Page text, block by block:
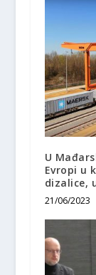
U
Evropi u
dizalice,
21/06/2023